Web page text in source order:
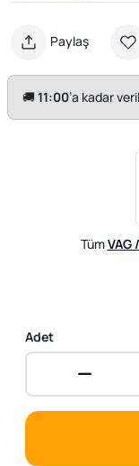
Paylaş
🚚11:00’a kadar
TümVAG
Adet